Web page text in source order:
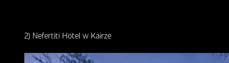
2) Nefertiti Hotel w Kairze